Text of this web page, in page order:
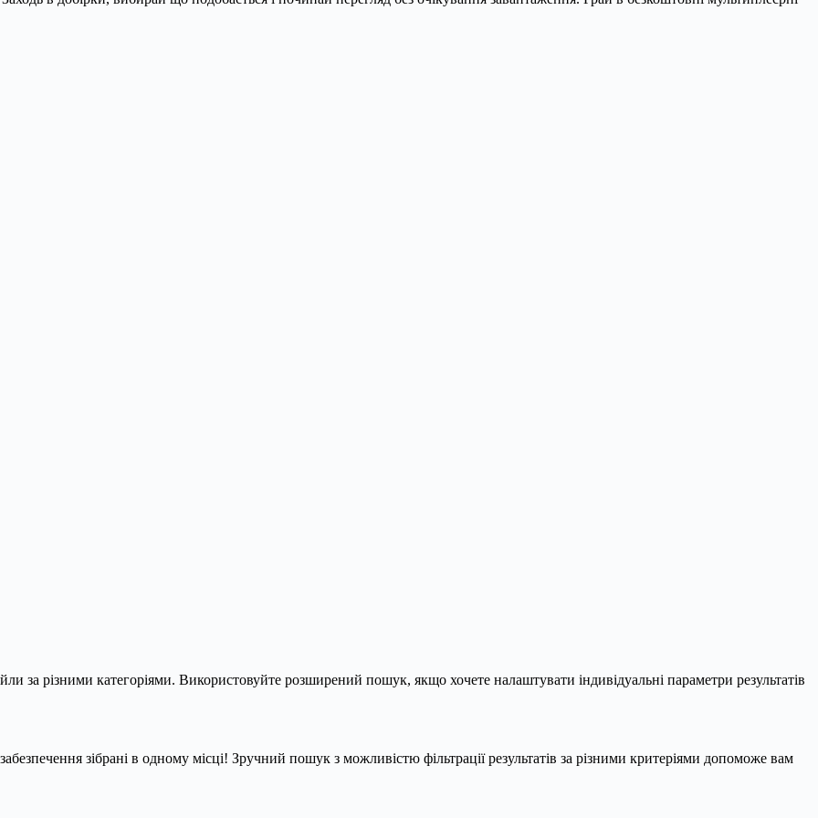
за різними категоріями. Використовуйте розширений пошук, якщо хочете налаштувати індивідуальні параметри результатів
зібрані в одному місці! Зручний пошук з можливістю фільтрації результатів за різними критеріями допоможе вам